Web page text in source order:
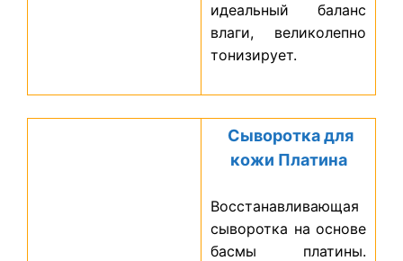
идеальный баланс
влаги, великолепно
тонизирует.
Сыворотка для
кожи Платина
Восстанавливающая
сыворотка на основе
басмы платины.